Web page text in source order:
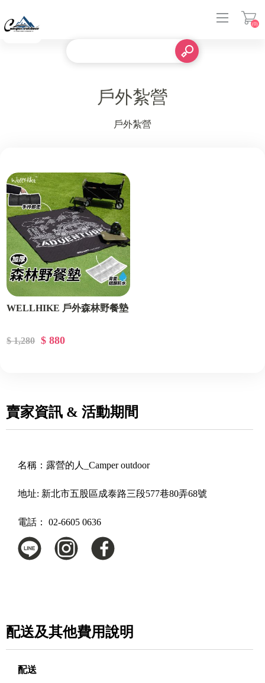
(0)
戶外紮營
戶外紮營
WELLHIKE 戶外森林野餐墊
$ 1,280 $ 880
賣家資訊 & 活動期間
名稱： 露營的人_Camper outdoor
地址: 新北市五股區成泰路三段577巷80弄68號
電話： 02-6605 0636
配送及其他費用說明
配送